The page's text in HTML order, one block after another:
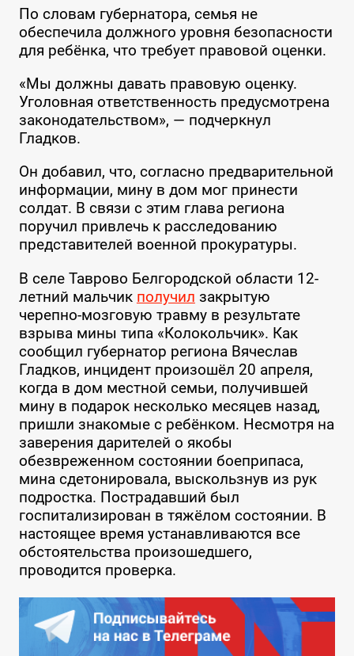
По словам губернатора, семья не
обеспечила должного уровня безопасности
для ребёнка, что требует правовой оценки.
«Мы должны давать правовую оценку.
Уголовная ответственность предусмотрена
законодательством», — подчеркнул
Гладков.
Он добавил, что, согласно предварительной
информации, мину в дом мог принести
солдат. В связи с этим глава региона
поручил привлечь к расследованию
представителей военной прокуратуры.
В селе Таврово Белгородской области 12-
летний мальчик получил закрытую
черепно-мозговую травму в результате
взрыва мины типа «Колокольчик». Как
сообщил губернатор региона Вячеслав
Гладков, инцидент произошёл 20 апреля,
когда в дом местной семьи, получившей
мину в подарок несколько месяцев назад,
пришли знакомые с ребёнком. Несмотря на
заверения дарителей о якобы
обезвреженном состоянии боеприпаса,
мина сдетонировала, выскользнув из рук
подростка. Пострадавший был
госпитализирован в тяжёлом состоянии. В
настоящее время устанавливаются все
обстоятельства произошедшего,
проводится проверка.